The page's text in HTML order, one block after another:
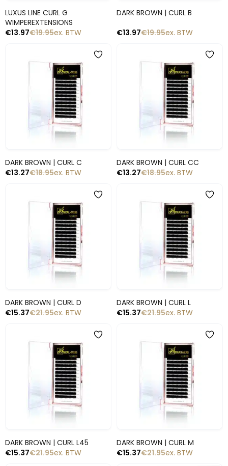
LUXUS LINE CURL G
WIMPEREXTENSIONS
€19.95
€13.97 ex. BTW
Snelle blik
DARK BROWN | CURL B
€19.95
€13.97 ex. BTW
-30%
Snelle blik
DARK BROWN | CURL C
€18.95
€13.27 ex. BTW
-30%
Snelle blik
DARK BROWN | CURL CC
€18.95
€13.27 ex. BTW
-30%
Snelle blik
DARK BROWN | CURL D
€21.95
€15.37 ex. BTW
-30%
Snelle blik
DARK BROWN | CURL L
€21.95
€15.37 ex. BTW
-30%
Snelle blik
DARK BROWN | CURL L45
€21.95
€15.37 ex. BTW
-30%
Snelle blik
DARK BROWN | CURL M
€21.95
€15.37 ex. BTW